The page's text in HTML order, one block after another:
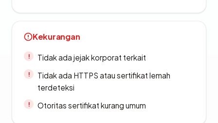
Kekurangan
Tidak ada jejak korporat terkait
Tidak ada HTTPS atau sertifikat lemah
terdeteksi
Otoritas sertifikat kurang umum